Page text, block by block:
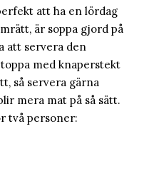
att ha en lördag
är soppa gjord på
att servera den
med knaperstekt
så servera gärna
mera mat på så sätt.
två personer: